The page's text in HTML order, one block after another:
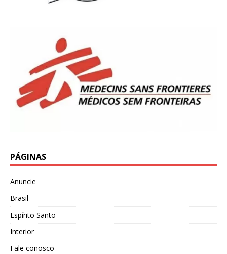
PÁGINAS
Anuncie
Brasil
Espírito Santo
Interior
Fale conosco